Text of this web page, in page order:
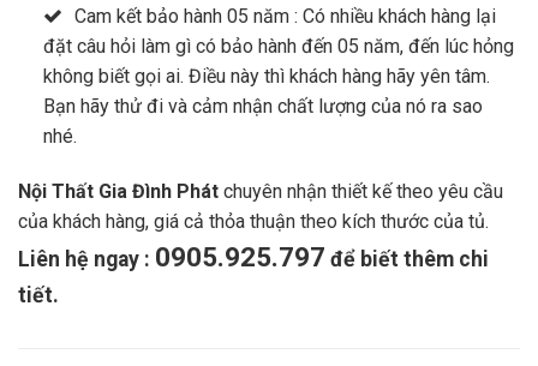
Cam kết bảo hành 05 năm : Có nhiều khách hàng lại
đặt câu hỏi làm gì có bảo hành đến 05 năm, đến lúc hỏng
không biết gọi ai. Điều này thì khách hàng hãy yên tâm.
Bạn hãy thử đi và cảm nhận chất lượng của nó ra sao
nhé.
Nội Thất Gia Đình Phát chuyên nhận thiết kế theo yêu cầu
của khách hàng, giá cả thỏa thuận theo kích thước của tủ.
Liên hệ ngay : 0905.925.797 để biết thêm chi
tiết.